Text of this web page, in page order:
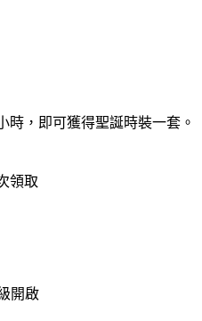
時，即可獲得聖誕時裝一套。
領取
開啟